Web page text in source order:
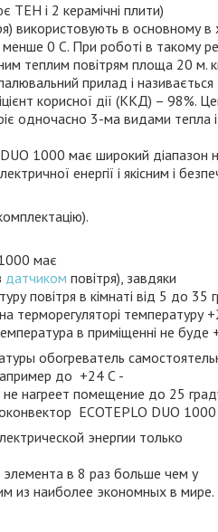
і 2 керамічні плити)
використовують в основному
0 С. При роботі в такому
теплим повітрям площа 20 м.
прилад і
корисної дії (ККД) – 98%.
одночасно 3-ма видами тепла і
1000 має широкий діапазон
енергії і якісним і
має
датчиком повітря), завдяки
повітря в кімнаті від 5 до 35
терморегуляторі температуру
в приміщенні не буде
обогреватель
до +24 С -
нагреет помещение до 25
ECOTEPLO DUO
энергии только
элемента в 8 раз больше чем у
из наиболее экономных в мире.